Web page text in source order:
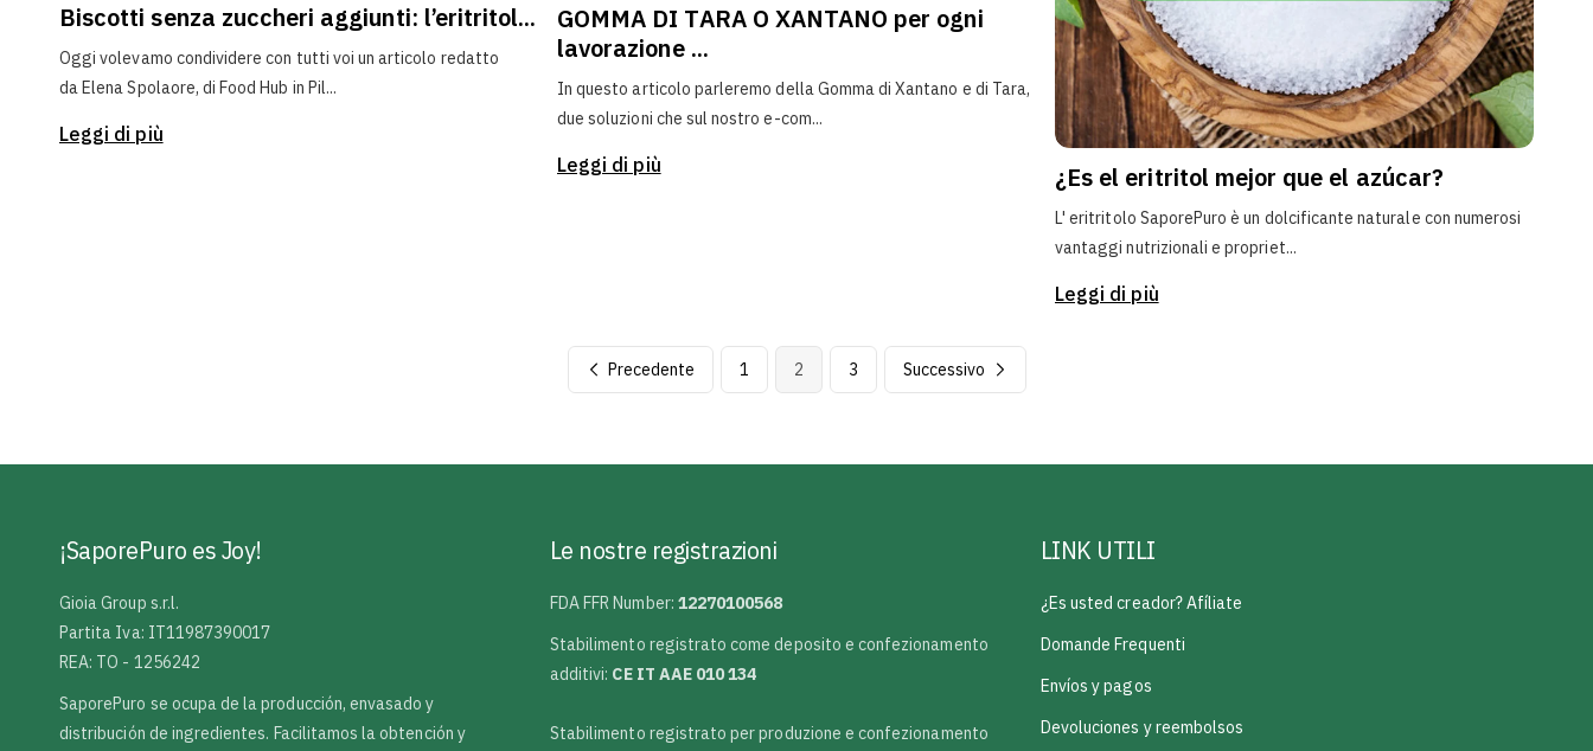
Biscotti senza zuccheri aggiunti: l’eritritol...
Oggi volevamo condividere con tutti voi un articolo redatto
da Elena Spolaore, di Food Hub in Pil...
Leggi di più
GOMMA DI TARA O XANTANO per ogni
lavorazione ...
In questo articolo parleremo della Gomma di Xantano e di Tara,
due soluzioni che sul nostro e-com...
Leggi di più ¿Es el eritritol mejor que el azúcar?
L' eritritolo SaporePuro è un dolcificante naturale con numerosi
vantaggi nutrizionali e propriet...
Leggi di più
Precedente 1 2 3 Successivo
¡SaporePuro es Joy!
Gioia Group s.r.l.
Partita Iva: IT11987390017
REA: TO - 1256242
SaporePuro se ocupa de la producción, envasado y
distribución de ingredientes. Facilitamos la obtención y
Le nostre registrazioni
FDA FFR Number: 12270100568
Stabilimento registrato come deposito e confezionamento
additivi: CE IT AAE 010 134
Stabilimento registrato per produzione e confezionamento
LINK UTILI
¿Es usted creador? Afíliate
Domande Frequenti
Envíos y pagos
Devoluciones y reembolsos